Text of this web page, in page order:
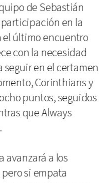
de Sebastián
en la
el último encuentro
con la necesidad
seguir en el certamen
Corinthians y
puntos, seguidos
que Always
avanzará a los
si empata